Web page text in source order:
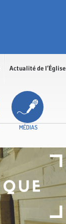
Actualité de l’Église
MÉDIAS